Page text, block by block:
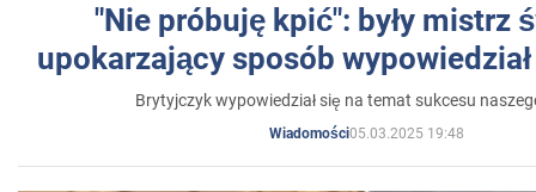
"Nie próbuję kpić": były mistrz
upokarzający sposób
Brytyjczyk wypowiedział się na temat sukcesu
Wiadomości05.03.2025 19:48